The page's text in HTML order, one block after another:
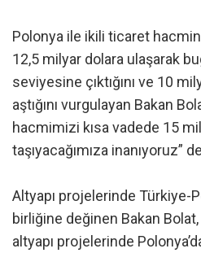
Polonya ile ikili ticaret
12,5 milyar dolara ulaşarak
seviyesine çıktığını ve 10
aştığını vurgulayan Bakan
hacmimizi kısa vadede 15
taşıyacağımıza inanıyoruz”
Altyapı projelerinde Türkiye-
birliğine değinen Bakan
altyapı projelerinde